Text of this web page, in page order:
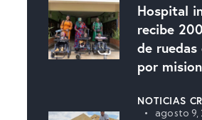
Hospital
recibe
de ruedas
por
NOTICIAS
agosto 9,